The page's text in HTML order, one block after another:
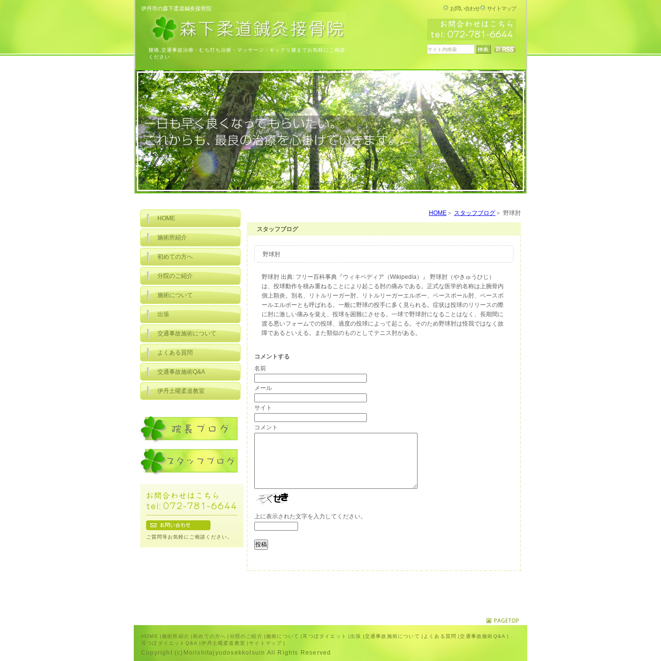
伊丹市の森下柔道鍼灸接骨院
腰痛,交通事故治療・むち打ち治療・マッサージ・ギックリ腰までお気軽にご相談
ください
お問い合わせ サイトマップ
HOME スタッフブログ 野球肘
スタッフブログ
野球肘
野球肘 出典: フリー百科事典『ウィキペディア（Wikipedia）』 野球肘（やきゅうひじ）
は、投球動作を積み重ねることにより起こる肘の痛みである。正式な医学的名称は上腕骨内
側上顆炎。別名、リトルリーガー肘、リトルリーガーエルボー、ベースボール肘、ベースボ
ールエルボーとも呼ばれる。一般に野球の投手に多く見られる。症状は投球のリリースの際
に肘に激しい痛みを覚え、投球を困難にさせる。一球で野球肘になることはなく、長期間に
渡る悪いフォームでの投球、過度の投球によって起こる。そのため野球肘は怪我ではなく故
障であるといえる。また類似のものとしてテニス肘がある。
コメントする
名前
メール
サイト
上に表示された文字を入力してください。
コメント
HOME
施術所紹介
初めての方へ
分院のご紹介
施術について
出張
交通事故施術について
よくある質問
交通事故施術Q&A
伊丹土曜柔道教室
ご質問等お気軽にご相談ください。
HOME |施術所紹介 |初めての方へ | 分院のご紹介 |施術について |耳つぼダイエット |出張 |交通事故施術について | よくある質問 |交通事故施術Q&A |
耳つぼダイエットQ&A |伊丹土曜柔道教室 |サイトマップ |
Copyright (c)Morishitajyudosekkotsuin All Rights Reserved